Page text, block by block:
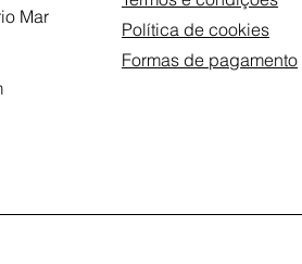
Mar
Política de cookies
Formas de pagamento